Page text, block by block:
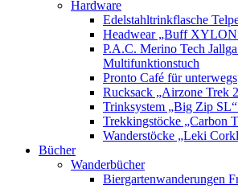
Hardware
Edelstahltrinkflasche
Headwear „Buff
P.A.C. Merino Tech
Multifunktionstuch
Pronto Café für unterwegs
Rucksack „Airzone Trek
Trinksystem „Big Zip
Trekkingstöcke „Carbon
Wanderstöcke „Leki
Bücher
Wanderbücher
Biergartenwanderungen